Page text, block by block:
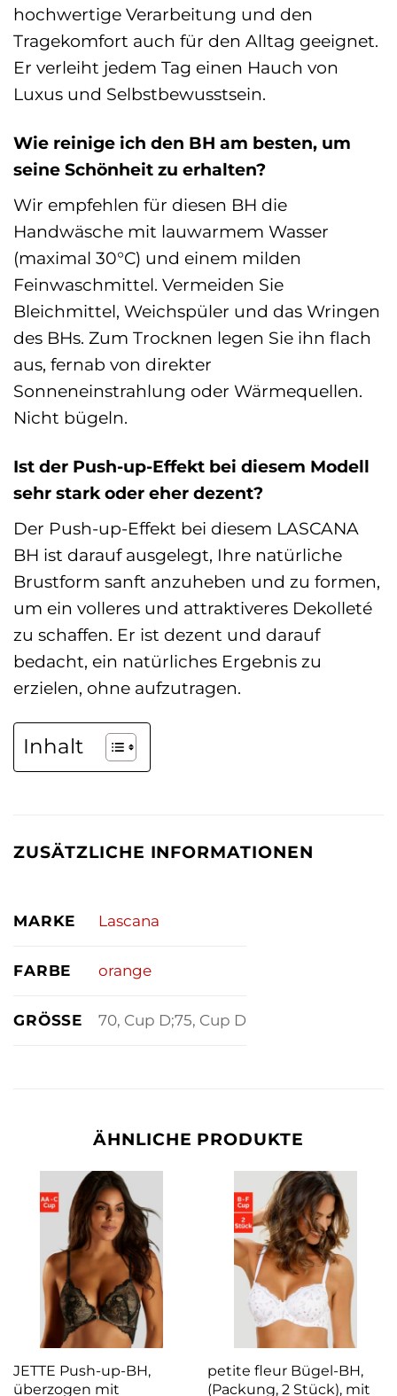
hochwertige Verarbeitung und den
Tragekomfort auch für den Alltag geeignet.
Er verleiht jedem Tag einen Hauch von
Luxus und Selbstbewusstsein.
Wie reinige ich den BH am besten, um
seine Schönheit zu erhalten?
Wir empfehlen für diesen BH die
Handwäsche mit lauwarmem Wasser
(maximal 30°C) und einem milden
Feinwaschmittel. Vermeiden Sie
Bleichmittel, Weichspüler und das Wringen
des BHs. Zum Trocknen legen Sie ihn flach
aus, fernab von direkter
Sonneneinstrahlung oder Wärmequellen.
Nicht bügeln.
Ist der Push-up-Effekt bei diesem Modell
sehr stark oder eher dezent?
Der Push-up-Effekt bei diesem LASCANA
BH ist darauf ausgelegt, Ihre natürliche
Brustform sanft anzuheben und zu formen,
um ein volleres und attraktiveres Dekolleté
zu schaffen. Er ist dezent und darauf
bedacht, ein natürliches Ergebnis zu
erzielen, ohne aufzutragen.
Inhalt
ZUSÄTZLICHE INFORMATIONEN
MARKE Lascana
FARBE orange
GRÖSSE 70, Cup D;75, Cup D
ÄHNLICHE PRODUKTE
JETTE Push-up-BH,
überzogen mit
petite fleur Bügel-BH,
(Packung, 2 Stück), mit